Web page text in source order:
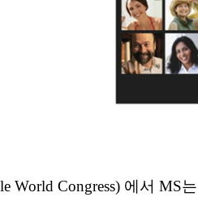
World Congress) 에서 MS